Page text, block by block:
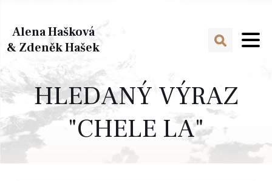
Alena Hašková
& Zdeněk Hašek
HLEDANÝ VÝRAZ
"CHELE LA"